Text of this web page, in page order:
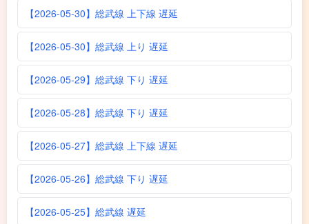
【2026-05-30】総武線 上下線 遅延
【2026-05-30】総武線 上り 遅延
【2026-05-29】総武線 下り 遅延
【2026-05-28】総武線 下り 遅延
【2026-05-27】総武線 上下線 遅延
【2026-05-26】総武線 下り 遅延
【2026-05-25】総武線 遅延